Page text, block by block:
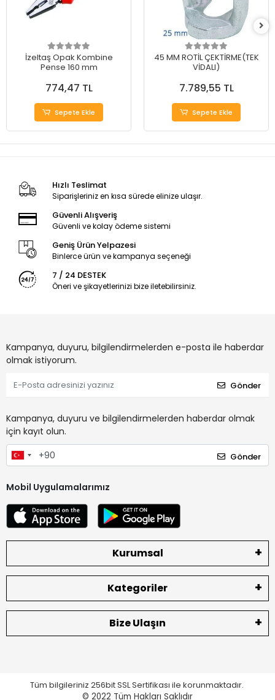
İzeltaş Opak Kombine
Pense 160 mm
774,47 TL
Sepete Ekle
45 MM ROTİL ÇEKTİRME(TEK
VİDALI)
7.789,55 TL
Sepete Ekle
Hızlı Teslimat
Siparişleriniz en kısa sürede elinize ulaşır.
Güvenli Alışveriş
Güvenli ve kolay ödeme sistemi
Geniş Ürün Yelpazesi
Binlerce ürün ve kampanya seçeneği
7 / 24 DESTEK
Öneri ve şikayetlerinizi bize iletebilirsiniz.
Kampanya, duyuru, bilgilendirmelerden e-posta ile haberdar
olmak istiyorum.
Gönder
Kampanya, duyuru ve bilgilendirmelerden haberdar olmak
için kayıt olun.
Gönder
Mobil Uygulamalarımız
Kurumsal
Kategoriler
Bize Ulaşın
Tüm bilgileriniz 256bit SSL Sertifikası ile korunmaktadır.
© 2022 Tüm Hakları Saklıdır